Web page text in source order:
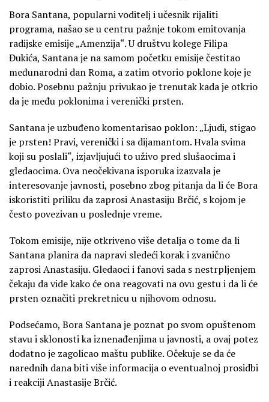
Bora Santana, popularni voditelj i učesnik rijaliti
programa, našao se u centru pažnje tokom emitovanja
radijske emisije „Amenzija“. U društvu kolege Filipa
Đukića, Santana je na samom početku emisije čestitao
međunarodni dan Roma, a zatim otvorio poklone koje je
dobio. Posebnu pažnju privukao je trenutak kada je otkrio
da je među poklonima i verenički prsten.
Santana je uzbuđeno komentarisao poklon: „Ljudi, stigao
je prsten! Pravi, verenički i sa dijamantom. Hvala svima
koji su poslali“, izjavljujući to uživo pred slušaocima i
gledaocima. Ova neočekivana isporuka izazvala je
interesovanje javnosti, posebno zbog pitanja da li će Bora
iskoristiti priliku da zaprosi Anastasiju Brčić, s kojom je
često povezivan u poslednje vreme.
Tokom emisije, nije otkriveno više detalja o tome da li
Santana planira da napravi sledeći korak i zvanično
zaprosi Anastasiju. Gledaoci i fanovi sada s nestrpljenjem
čekaju da vide kako će ona reagovati na ovu gestu i da li će
prsten označiti prekretnicu u njihovom odnosu.
Podsećamo, Bora Santana je poznat po svom opuštenom
stavu i sklonosti ka iznenađenjima u javnosti, a ovaj potez
dodatno je zagolicao maštu publike. Očekuje se da će
narednih dana biti više informacija o eventualnoj prosidbi
i reakciji Anastasije Brčić.